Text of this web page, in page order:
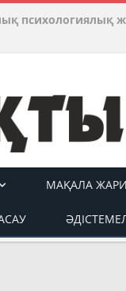
психологиялық
МАҚАЛА